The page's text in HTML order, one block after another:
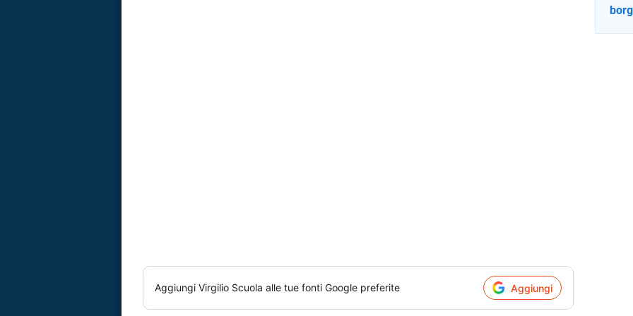
Aggiungi Virgilio Scuola alle tue fonti Google preferite Aggiungi